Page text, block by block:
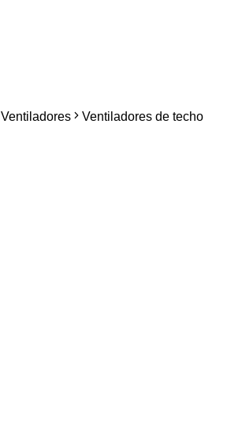
Ventiladores Ventiladores de techo